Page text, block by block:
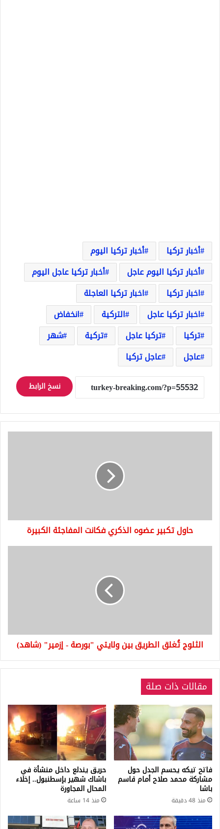
أخبار تركيا
أخبار تركيا اليوم
أخبار تركيا اليوم عاجل
أخبار تركيا عاجل اليوم
اخبار تركيا
اخبار تركيا العاجلة
اخبار تركيا عاجل
التركية
انخفاض
تركيا
تركيا عاجل تركية
شهر
عاجل
عاجل تركيا
نسخ الرابط
حاول تكبير عضوه الذكري فكانت المفاجئة الكبيرة
(شاهد)
الثلوج تُغلق الطريق بين ولايتي "بورصة - إزمير" (شاهد)
مقالات ذات صلة
فاتح تيكه يحسم الجدل حول
مشاركة محمد صلاح أمام قاسم
باشا
منذ 48 دقيقة
حريق يندلع داخل منشأة في
باشاك شهير بإسطنبول.. إخلاء
المحال المجاورة
منذ 14 ساعة